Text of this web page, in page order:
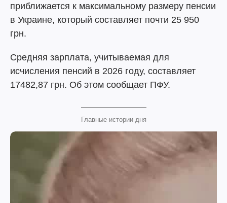
приближается к максимальному размеру пенсии
в Украине, который составляет почти 25 950
грн.
Средняя зарплата, учитываемая для
исчисления пенсий в 2026 году, составляет
17482,87 грн. Об этом сообщает ПФУ.
Главные истории дня